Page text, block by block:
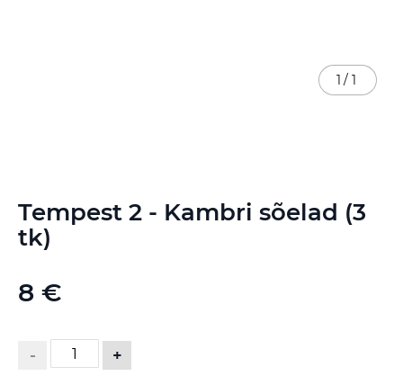
Tempest 2 - Kambri sõelad (3
tk)
8 €
- +
1 / 1
to
the
beginning
the
images